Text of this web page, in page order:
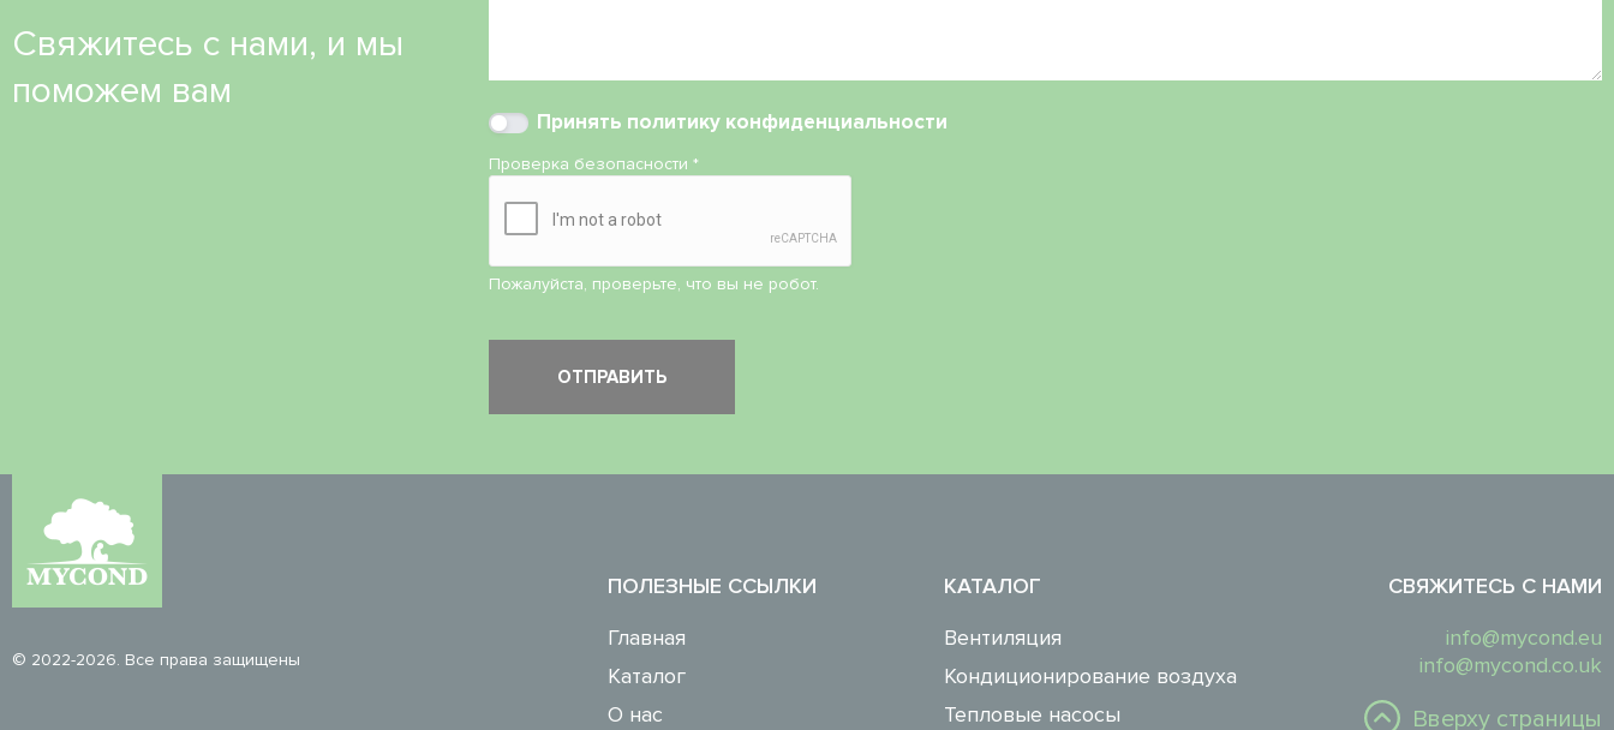
Свяжитесь с нами, и мы
поможем вам
Принять политику конфиденциальности
Проверка безопасности*
Пожалуйста, проверьте, что вы не робот.
© 2022-2026. Все права защищены
ПОЛЕЗНЫЕ ССЫЛКИ
Главная
Каталог
О нас
КАТАЛОГ
Вентиляция
Кондиционирование воздуха
Тепловые насосы
СВЯЖИТЕСЬ С НАМИ
info@mycond.eu
info@mycond.co.uk
Вверху страницы